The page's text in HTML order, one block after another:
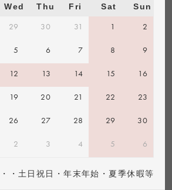
Wed Thu Fri Sat Sun
29 30 31 1 2
5 6 7 8 9
12 13 14 15 16
19 20 21 22 23
26 27 28 29 30
2 3 4 5 6
・土日祝日・年末年始・夏季休暇等